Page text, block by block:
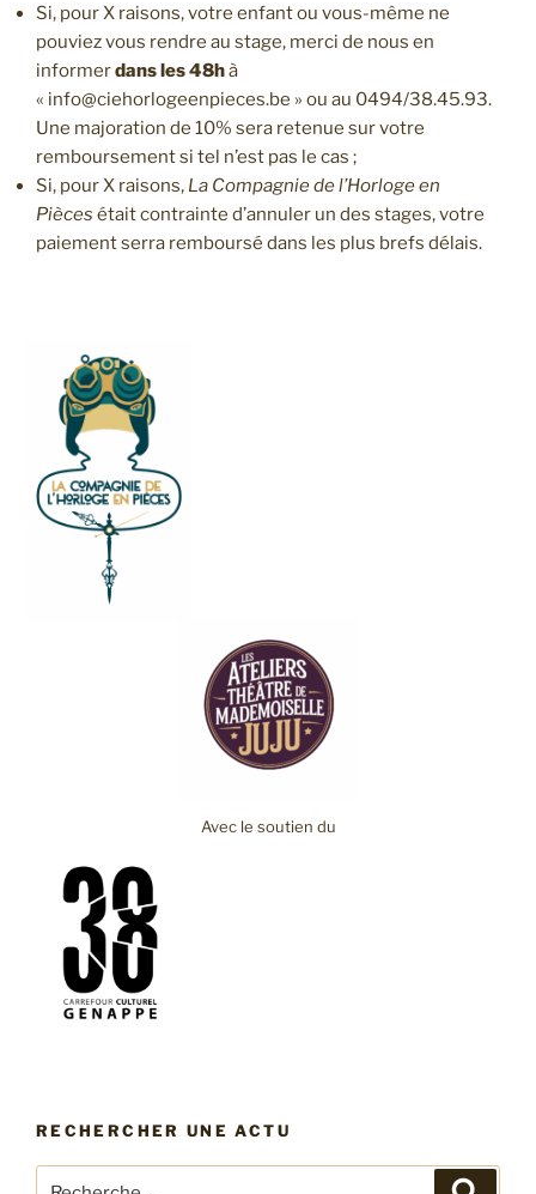
Si, pour X raisons, votre enfant ou vous-même ne
pouviez vous rendre au stage, merci de nous en
informerdans les 48hà
« info@ciehorlogeenpieces.be » ou au 0494/38.45.93.
Une majoration de 10% sera retenue sur votre
remboursement si tel n’est pas le cas ;
Si, pour X raisons, La Compagnie de l’Horloge en
Pièces était contrainte d’annuler un des stages, votre
paiement serra remboursé dans les plus brefs délais.
Avec le soutien du
RECHERCHER UNE ACTU